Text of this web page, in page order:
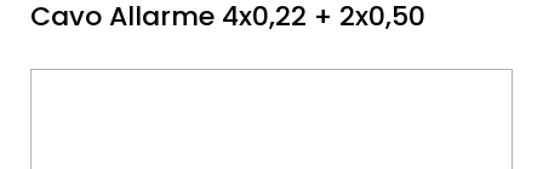
Cavo Allarme 4x0,22 + 2x0,50